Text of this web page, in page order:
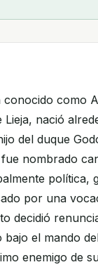
como
nació
del duque
nombrado
política,
por una
decidió
el mando
enemigo de